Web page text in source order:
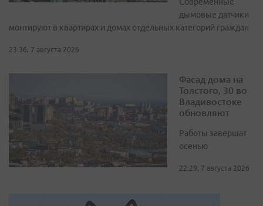
Современные
дымовые датчики
монтируют в квартирах и домах отдельных категорий граждан
23:36, 7 августа 2026
Фасад дома на
Толстого, 30 во
Владивостоке
обновляют
Работы завершат
осенью
22:29, 7 августа 2026